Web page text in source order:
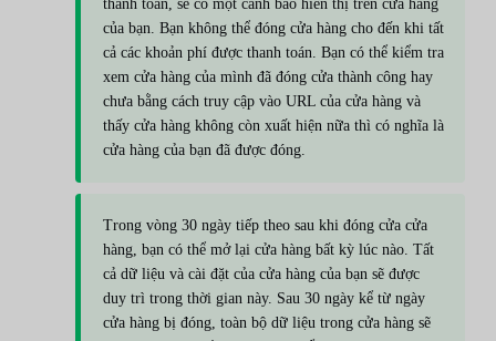
thanh toán, sẽ có một cảnh báo hiển thị trên cửa hàng
của bạn. Bạn không thể đóng cửa hàng cho đến khi tất
cả các khoản phí được thanh toán. Bạn có thể kiểm tra
xem cửa hàng của mình đã đóng cửa thành công hay
chưa bằng cách truy cập vào URL của cửa hàng và
thấy cửa hàng không còn xuất hiện nữa thì có nghĩa là
cửa hàng của bạn đã được đóng.
Trong vòng 30 ngày tiếp theo sau khi đóng cửa cửa
hàng, bạn có thể mở lại cửa hàng bất kỳ lúc nào. Tất
cả dữ liệu và cài đặt của cửa hàng của bạn sẽ được
duy trì trong thời gian này. Sau 30 ngày kể từ ngày
cửa hàng bị đóng, toàn bộ dữ liệu trong cửa hàng sẽ